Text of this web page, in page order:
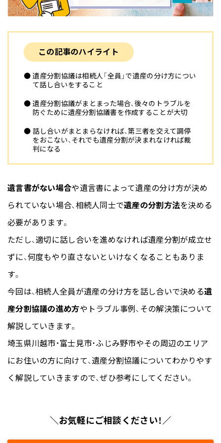
この記事のハイライト
●遺産分割協議は相続人「全員」で遺産の分け方につい
て話し合いをすること
●遺産分割協議がまとまった場合、後々のトラブルを
防ぐために遺産分割協議書を作成することが大切
●話し合いがまとまらなければ、第三者を交えて調停
をおこない、それでも遺産分割が決まれなければ裁
判になる
遺言書がない場合や遺言書によって遺産の分け方が決め
られていない場合、相続人同士で遺産の分割方法を決める
必要があります。
ただし、適切に話し合いを進めなければ遺産分割が成立せ
ずに、何度もやり直さないといけなくなることもありま
す。
今回は、相続人全員が遺産の分け方を話し合いで決める遺
産分割協議の進め方やトラブル事例、その解決策について
解説していきます。
埼玉県川越市・富士見市・ふじみ野市やその周辺のエリア
にお住いの方に向けて、遺産分割協議についてわかりやす
く解説していきますので、ぜひ参考にしてください。
＼お気軽にご相談ください！／